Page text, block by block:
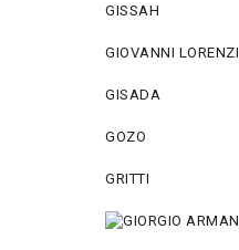
GISSAH
GIOVANNI LORENZI
GISADA
GOZO
GRITTI